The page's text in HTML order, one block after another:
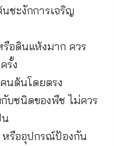
ชะงักการเจริญ
อดินแห้งมาก ควร
รั้ง
นต้นโดยตรง
บชนิดของพืช ไม่ควร
น
หรืออุปกรณ์ป้องกัน